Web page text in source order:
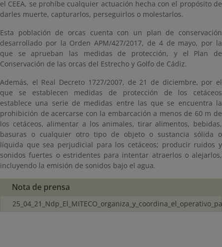
el CEEA, se prohíbe cualquier actuación hecha con el propósito de
darles muerte, capturarlos, perseguirlos o molestarlos.
Esta población de orcas cuenta con un plan de conservación
desarrollado por la Orden APM/427/2017, de 4 de mayo, por la
que se aprueban las medidas de protección, y el Plan de
Conservación de las orcas del Estrecho y Golfo de Cádiz.
Además, el Real Decreto 1727/2007, de 21 de diciembre, por el
que se establecen medidas de protección de los cetáceos
establece una serie de medidas entre las que se encuentra la
prohibición de acercarse con la embarcación a menos de 60 m de
los cetáceos, alimentar a los animales, tirar alimentos, bebidas,
basuras o cualquier otro tipo de objeto o sustancia sólida o
líquida que sea perjudicial para los cetáceos; producir ruidos y
sonidos fuertes o estridentes para intentar atraerlos o alejarlos,
incluyendo la emisión de sonidos bajo el agua.
Nota de prensa